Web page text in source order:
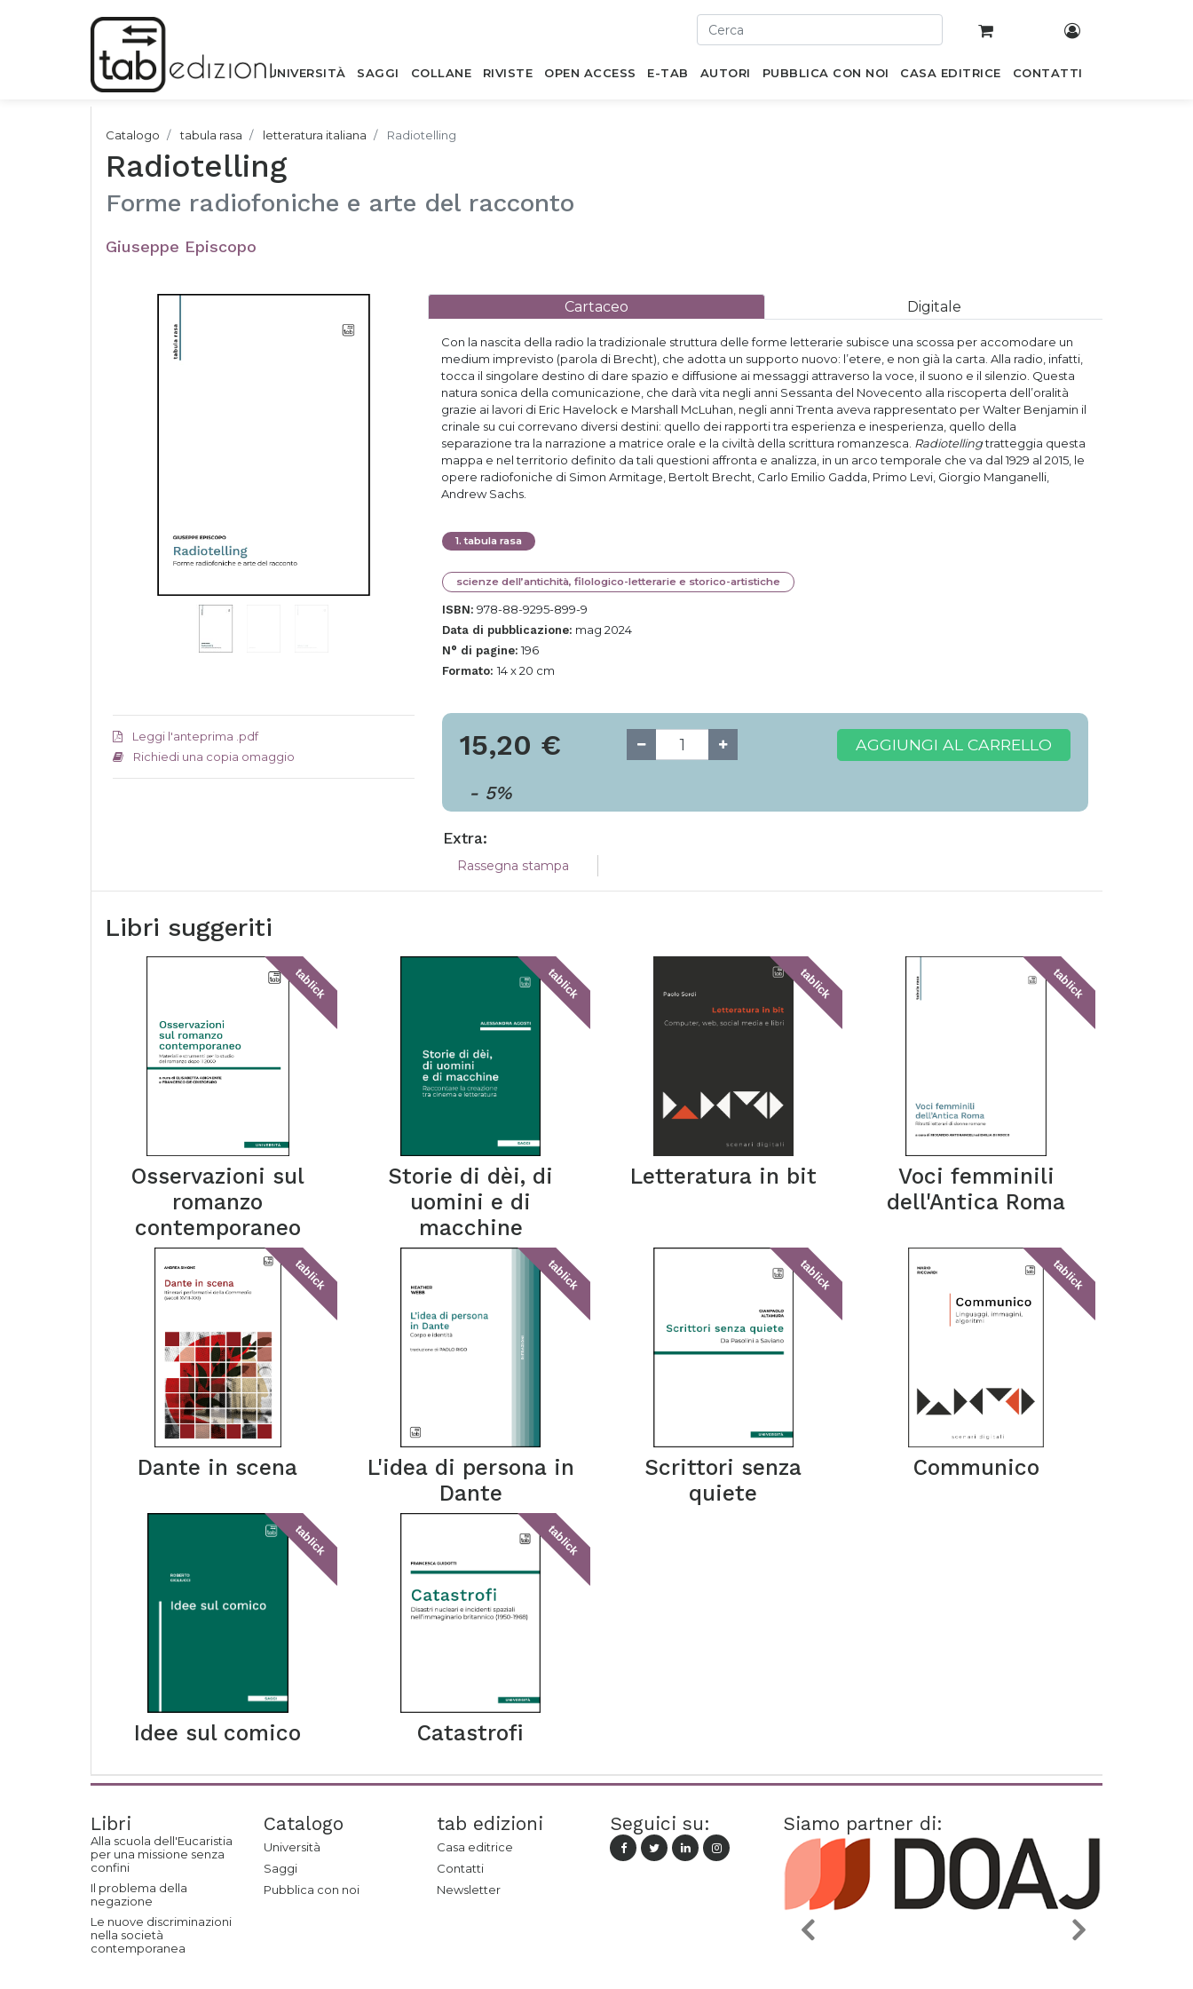
UNIVERSITÀ SAGGI COLLANE RIVISTE OPEN ACCESS E-TAB AUTORI PUBBLICA CON NOI CASA EDITRICE CONTATTI
Catalogo tabula rasa letteratura italiana Radiotelling
Radiotelling
Forme radiofoniche e arte del racconto
Giuseppe Episcopo
Leggi l'anteprima .pdf
Richiedi una copia omaggio
Cartaceo Digitale
Con la nascita della radio la tradizionale struttura delle forme letterarie subisce una scossa per accomodare un
medium imprevisto (parola di Brecht), che adotta un supporto nuovo: l’etere, e non già la carta. Alla radio, infatti,
tocca il singolare destino di dare spazio e diffusione ai messaggi attraverso la voce, il suono e il silenzio. Questa
natura sonica della comunicazione, che darà vita negli anni Sessanta del Novecento alla riscoperta dell’oralità
grazie ai lavori di Eric Havelock e Marshall McLuhan, negli anni Trenta aveva rappresentato per Walter Benjamin il
crinale su cui correvano diversi destini: quello dei rapporti tra esperienza e inesperienza, quello della
separazione tra la narrazione a matrice orale e la civiltà della scrittura romanzesca. Radiotellingtratteggia questa
mappa e nel territorio definito da tali questioni affronta e analizza, in un arco temporale che va dal 1929 al 2015, le
opere radiofoniche di Simon Armitage, Bertolt Brecht, Carlo Emilio Gadda, Primo Levi, Giorgio Manganelli,
Andrew Sachs.
1.tabula rasa
scienze dell’antichità, filologico-letterarie e storico-artistiche
ISBN: 978-88-9295-899-9
Data di pubblicazione: mag 2024
N° di pagine: 196
Formato: 14 x 20 cm
15,20 €
- 5%
AGGIUNGI AL CARRELLO
Extra:
Rassegna stampa
Libri suggeriti
tablick
Osservazioni sul
romanzo
contemporaneo
tablick
Storie di dèi, di
uomini e di
macchine
tablick
Letteratura in bit
tablick
Voci femminili
dell'Antica Roma
tablick
Dante in scena
tablick
L'idea di persona in
Dante
tablick
Scrittori senza
quiete
tablick
Communico
tablick
Idee sul comico
tablick
Catastrofi
Libri
Alla scuola dell'Eucaristia
per una missione senza
confini
Il problema della
negazione
Le nuove discriminazioni
nella società
contemporanea
Catalogo
Università
Saggi
Pubblica con noi
tab edizioni
Casa editrice
Contatti
Newsletter
Seguici su: Siamo partner di: